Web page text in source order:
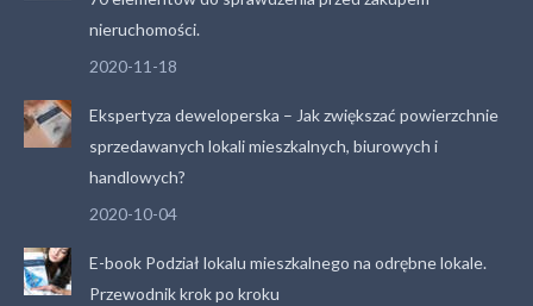
nieruchomości.
2020-11-18
Ekspertyza deweloperska – Jak zwiększać powierzchnie
sprzedawanych lokali mieszkalnych, biurowych i
handlowych?
2020-10-04
E-book Podział lokalu mieszkalnego na odrębne lokale.
Przewodnik krok po kroku